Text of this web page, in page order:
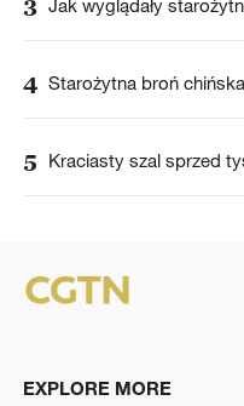
3 Jak wyglądały
4 Starożytna broń chińska
5 Kraciasty szal sprzed
EXPLORE MORE